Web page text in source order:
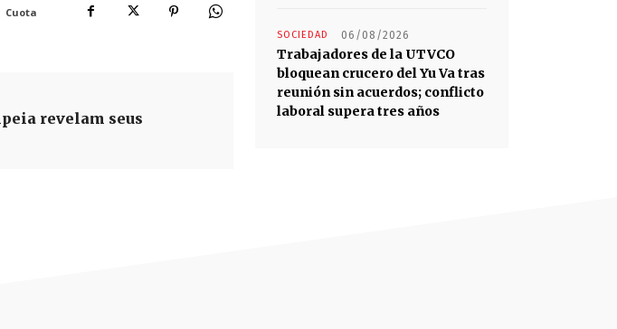
Cuota
revelam seus
SOCIEDAD 06/08/2026
Trabajadores de la UTVCO
bloquean crucero del Yu Va tras
reunión sin acuerdos; conflicto
laboral supera tres años